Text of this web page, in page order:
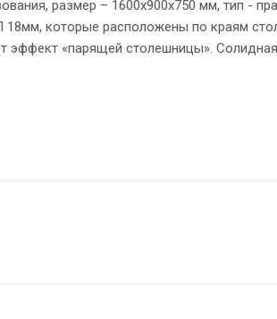
размер – 1600х900х750 мм, тип -
которые расположены по краям
эффект «парящей столешницы».
углов, благодаря чему работать за
– эксцентриковыми стяжками.